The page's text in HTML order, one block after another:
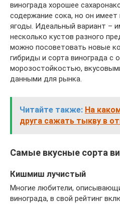
винограда хорошее
содержание сока, но он
ягоды. Идеальный вариант –
несколько кустов разного
можно посоветовать новые
гибриды и сорта винограда с
морозостойкостью,
данными для рынка.
Читайте также: На
друга сажать тыкву в
Самые вкусные сорта
Кишмиш лучистый
Многие любители,
винограда, в свой рейтинг